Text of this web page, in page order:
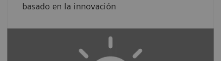
basado en la innovación